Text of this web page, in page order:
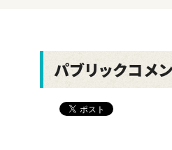
パブリックコメ